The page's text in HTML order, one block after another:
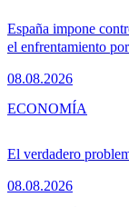
España impone
el enfrentamiento
08.08.2026
El verdadero
08.08.2026
ECONOMÍA